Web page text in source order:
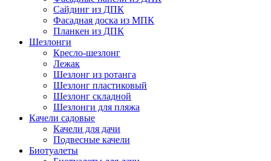
Сайдинг из ДПК
Фасадная доска из МПК
Планкен из ДПК
Шезлонги
Кресло-шезлонг
Лежак
Шезлонг из ротанга
Шезлонг пластиковый
Шезлонг складной
Шезлонги для пляжа
Качели садовые
Качели для дачи
Подвесные качели
Биотуалеты